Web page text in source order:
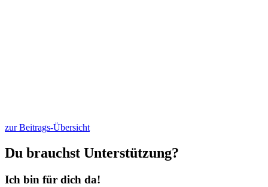
zur Beitrags-Übersicht
Du brauchst Unterstützung?
Ich bin für dich da!